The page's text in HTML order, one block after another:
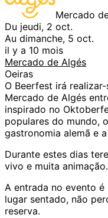
Mercado
Du jeudi, 2 oct.
Au dimanche, 5 oct.
il y a 10 mois
Mercado de Algés
Oeiras
O Beerfest irá
Mercado de Algés
inspirado no
populares do mundo,
gastronomia alemã e
Durante estes dias
vivo e muita animação.
A entrada no evento
lugar sentado, não
reserva.